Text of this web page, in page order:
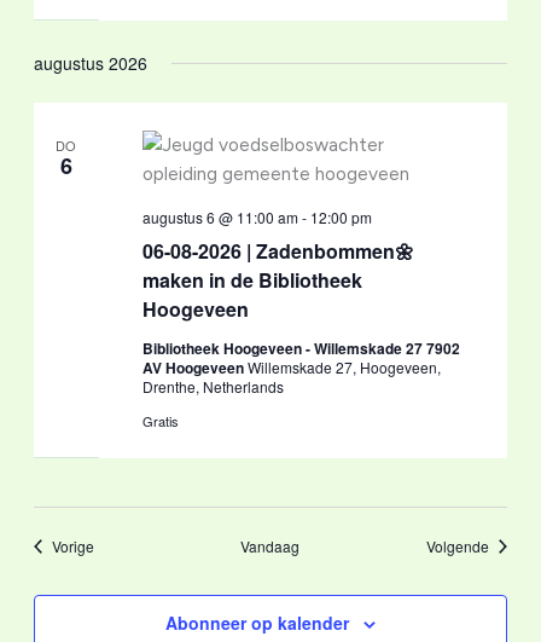
augustus 2026
DO
6
06-08-2026 | Zadenbommen🌼
maken in de Bibliotheek
Hoogeveen
augustus 6 @ 11:00 am- 12:00 pm
Bibliotheek Hoogeveen - Willemskade 27 7902
AV HoogeveenWillemskade 27, Hoogeveen,
Drenthe, Netherlands
Gratis
VorigeEvenementen Vandaag Volgende
Abonneer op kalender